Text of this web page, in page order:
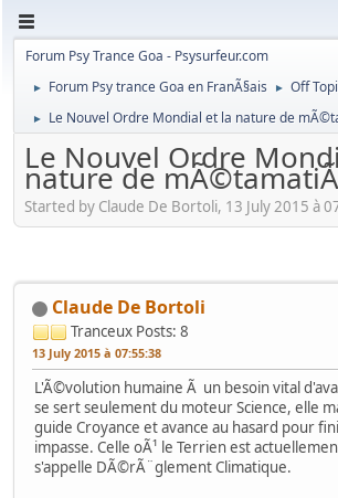
Forum Psy Trance Goa - Psysurfeur.com
► Forum Psy trance Goa en FranÃ§ais ► Off
► Le Nouvel Ordre Mondial et la nature de
Le Nouvel Ordre
nature de
Started by Claude De Bortoli, 13 July 2015 à
Claude De Bortoli
Tranceux Posts: 8
13 July 2015 à 07:55:38
L'Ã©volution humaine Ã un besoin vital
se sert seulement du moteur Science, elle
guide Croyance et avance au hasard pour
impasse. Celle oÃ¹ le Terrien est
s'appelle DÃ©rÃ¨glement Climatique.